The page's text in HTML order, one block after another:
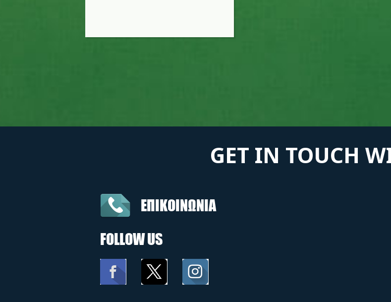
GET IN TOUCH
ΕΠΙΚΟΙΝΩΝΙΑ
FOLLOW US